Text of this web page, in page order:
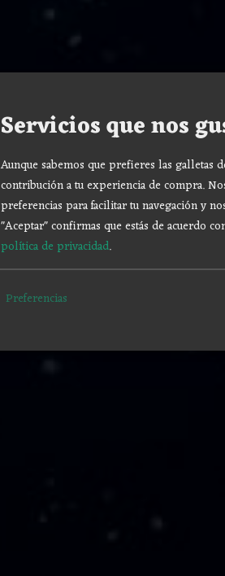
Servicios que nos
Aunque sabemos que prefieres las galletas
contribución a tu experiencia de compra.
preferencias para facilitar tu navegación y
"Aceptar" confirmas que estás de acuerdo
política de privacidad.
Preferencias